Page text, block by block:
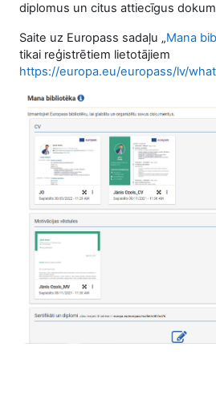
diplomus un citus attiecīgus
Saite uz Europass sadaļu „Mana
tikai reģistrētiem lietotājiem
https://europa.eu/europass/lv/